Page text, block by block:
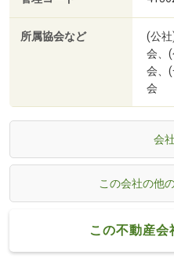
所属協会など
(公
会、
会、
会
会
この会社の他
この不動産会